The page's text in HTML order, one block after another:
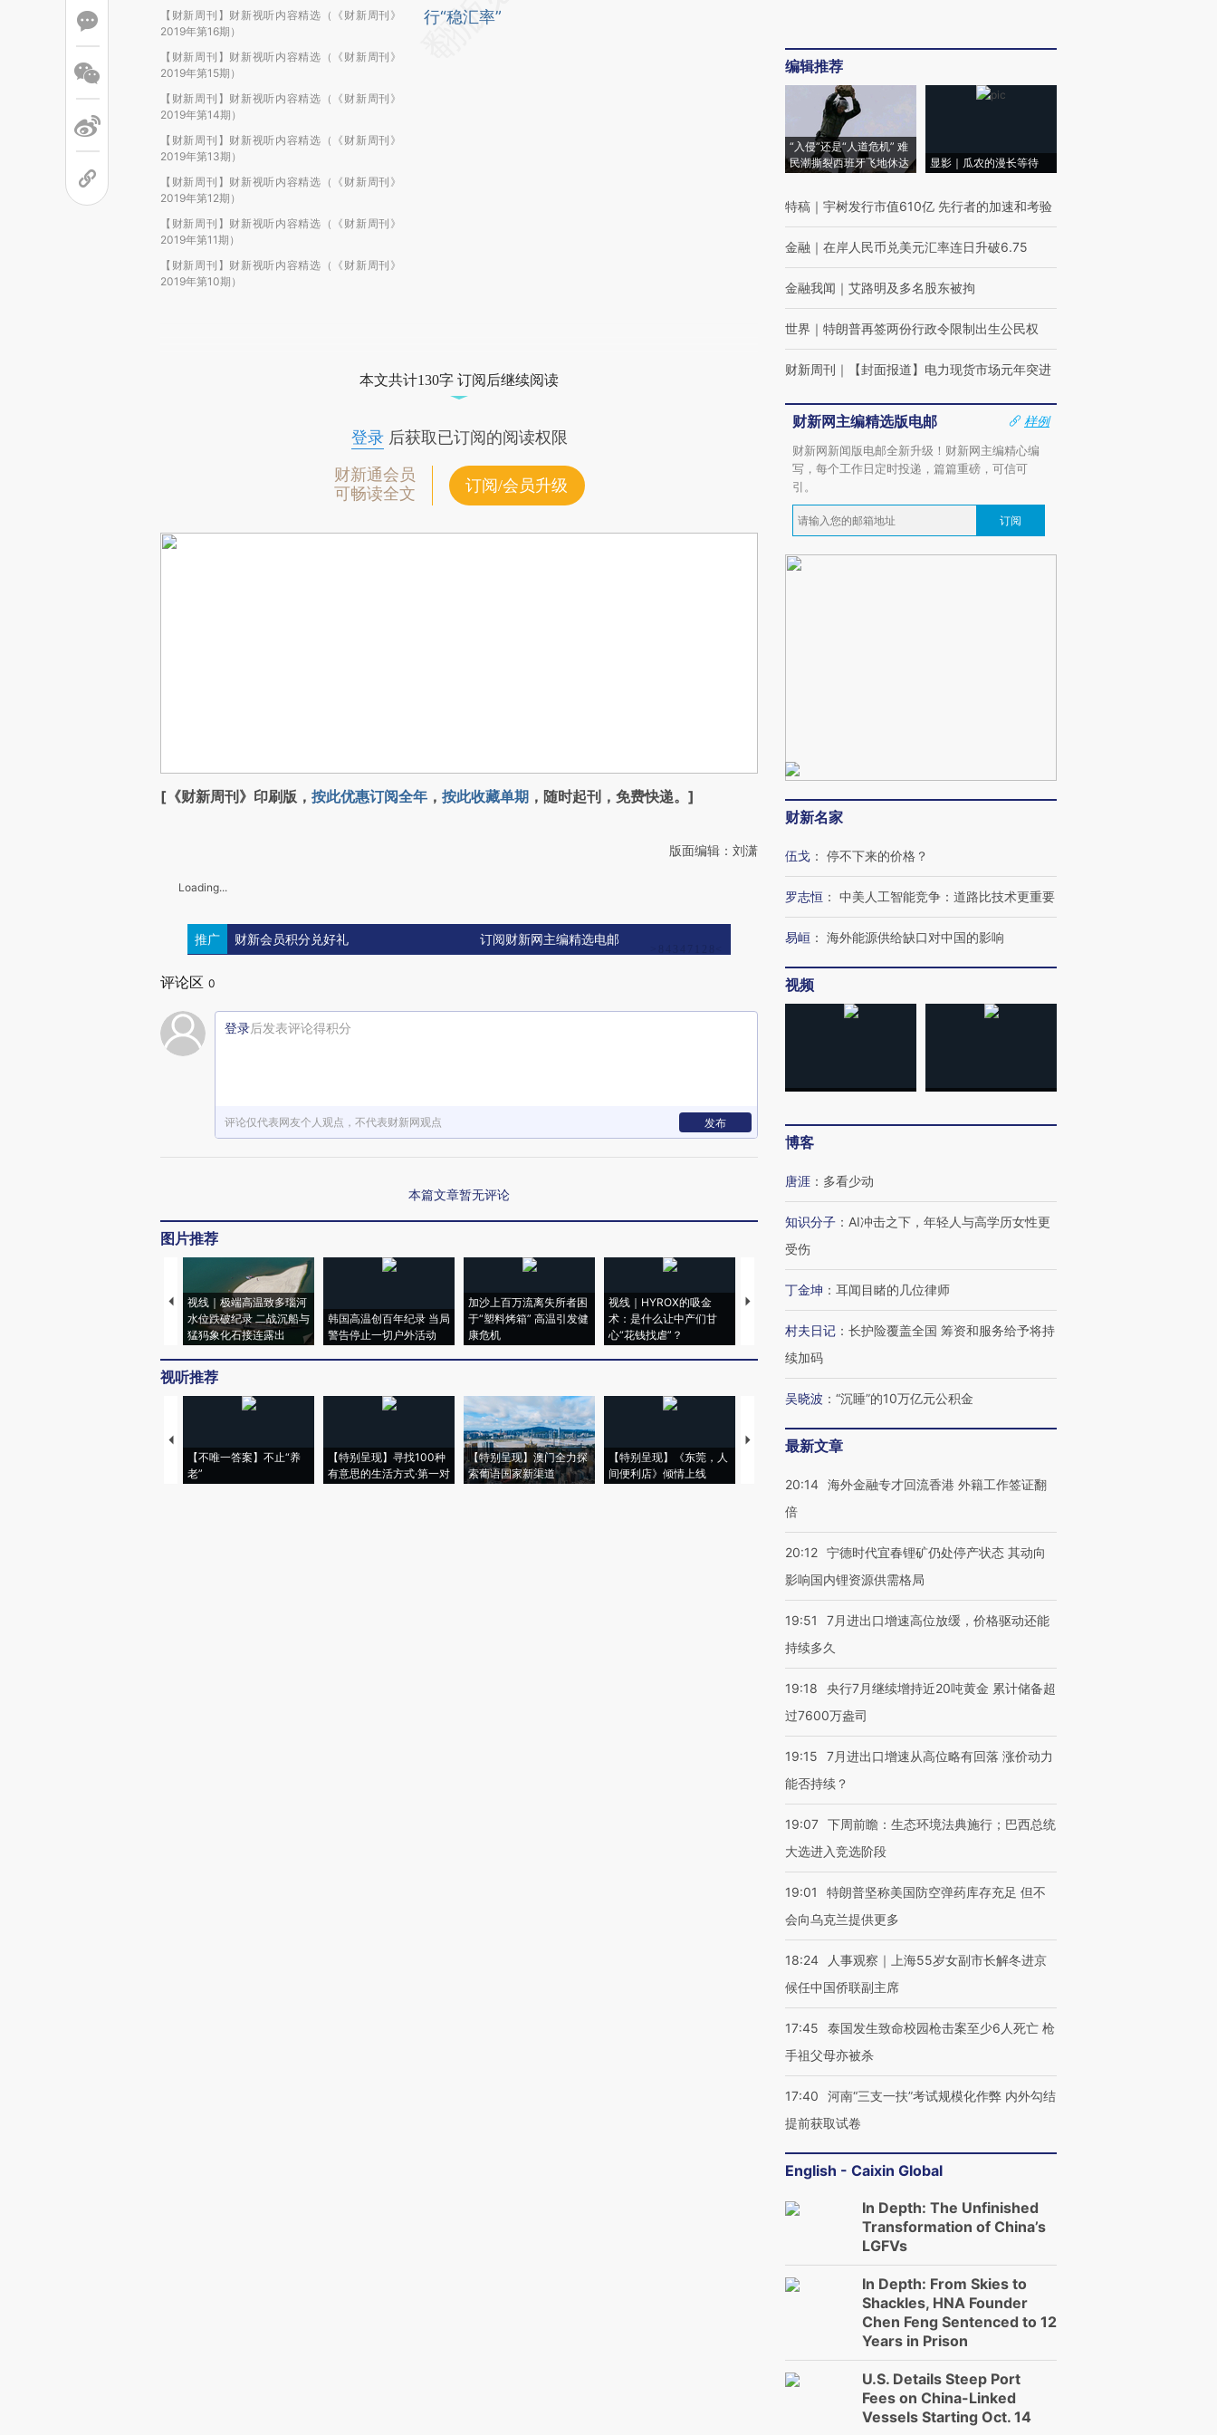
【财新周刊】财新视听内容精选（《财新周刊》
2019年第16期）
【财新周刊】财新视听内容精选（《财新周刊》
2019年第15期）
【财新周刊】财新视听内容精选（《财新周刊》
2019年第14期）
【财新周刊】财新视听内容精选（《财新周刊》
2019年第13期）
【财新周刊】财新视听内容精选（《财新周刊》
2019年第12期）
【财新周刊】财新视听内容精选（《财新周刊》
2019年第11期）
【财新周刊】财新视听内容精选（《财新周刊》
2019年第10期）
行“稳汇率”
本文共计130字 订阅后继续阅读
登录后获取已订阅的阅读权限
财新通会员
可畅读全文
订阅/会员升级
[《财新周刊》印刷版， 按此优惠订阅全年 ， 按此收藏单期 ，随时起刊，免费快递。]
版面编辑：刘潇
Loading...
推广 财新会员积分兑好礼 订阅财新网主编精选电邮
评论区 0
登录后发表评论得积分
评论仅代表网友个人观点，不代表财新网观点 发布
本篇文章暂无评论
图片推荐
视线｜极端高温致多瑙河
水位跌破纪录 二战沉船与
猛犸象化石接连露出
韩国高温创百年纪录 当局
警告停止一切户外活动
加沙上百万流离失所者困
于“塑料烤箱” 高温引发健
康危机
视线｜HYROX的吸金
术：是什么让中产们甘
心“花钱找虐”？
马航飞行员跨国走私7万
育部长拱下台
飞地休达
视听推荐
【不唯一答案】不止“养
老”
【特别呈现】寻找100种
有意思的生活方式·第一对
【特别呈现】澳门全力探
索葡语国家新渠道
【特别呈现】《东莞，人
间便利店》倾情上线
【推广】走进第四届链博
会，让数智科技“链”接产
编辑推荐
“入侵”还是“人道危机” 难
民潮撕裂西班牙飞地休达
显影｜瓜农的漫长等待
特稿 ｜ 宇树发行市值610亿 先行者的加速和考验
金融 ｜ 在岸人民币兑美元汇率连日升破6.75
金融我闻 ｜ 艾路明及多名股东被拘
世界 ｜ 特朗普再签两份行政令限制出生公民权
财新周刊 ｜ 【封面报道】电力现货市场元年突进
财新网主编精选版电邮
样例
财新网新闻版电邮全新升级！财新网主编精心编
写，每个工作日定时投递，篇篇重磅，可信可
引。
订阅
财新名家
伍戈 ： 停不下来的价格？
罗志恒 ： 中美人工智能竞争：道路比技术更重要
易峘 ： 海外能源供给缺口对中国的影响
视频
博客
唐涯 ： 多看少动
知识分子 ： AI冲击之下，年轻人与高学历女性更
受伤
丁金坤 ： 耳闻目睹的几位律师
村夫日记 ： 长护险覆盖全国 筹资和服务给予将持
续加码
吴晓波 ： “沉睡”的10万亿元公积金
最新文章
20:14 海外金融专才回流香港 外籍工作签证翻
倍
20:12 宁德时代宜春锂矿仍处停产状态 其动向
影响国内锂资源供需格局
19:51
7月进出口增速高位放缓，价格驱动还能
持续多久
19:18
央行7月继续增持近20吨黄金 累计储备超
过7600万盎司
19:15
7月进出口增速从高位略有回落 涨价动力
能否持续？
19:07 下周前瞻：生态环境法典施行；巴西总统
大选进入竞选阶段
19:01
特朗普坚称美国防空弹药库存充足 但不
会向乌克兰提供更多
18:24
人事观察｜上海55岁女副市长解冬进京
候任中国侨联副主席
17:45
泰国发生致命校园枪击案至少6人死亡 枪
手祖父母亦被杀
17:40
河南“三支一扶”考试规模化作弊 内外勾结
提前获取试卷
English - Caixin Global
In Depth: The Unfinished
Transformation of China’s
LGFVs
In Depth: From Skies to
Shackles, HNA Founder
Chen Feng Sentenced to 12
Years in Prison
U.S. Details Steep Port
Fees on China-Linked
Vessels Starting Oct. 14